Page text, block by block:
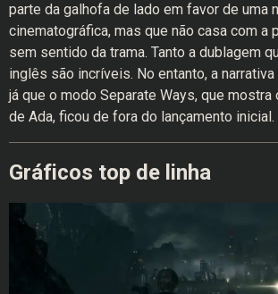
parte da galhofa de lado em favor de uma
cinematográfica, mas que não casa com a
sem sentido da trama. Tanto a dublagem
inglês são incríveis. No entanto, a
já que o modo Separate Ways, que
de Ada, ficou de fora do lançamento inicial.
Gráficos top de linha